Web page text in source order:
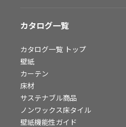
よくあるご質問
非住宅案件に関するお問い合わせ
事業紹介
カタログ一覧
カタログ一覧 トップ
壁紙
カーテン
床材
サステナブル商品
ノンワックス床タイル
壁紙機能性ガイド